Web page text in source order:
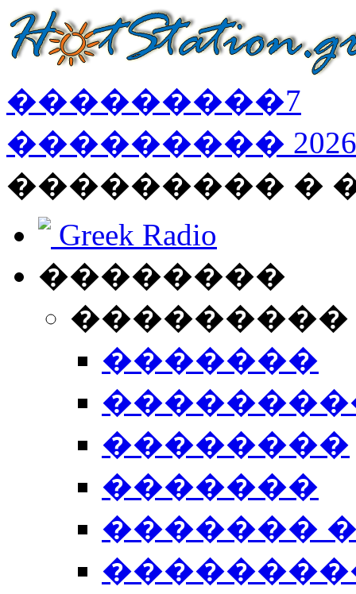
���������7
��������� 2026
��������� �
Greek Radio
��������
�������
��������
�������
�������